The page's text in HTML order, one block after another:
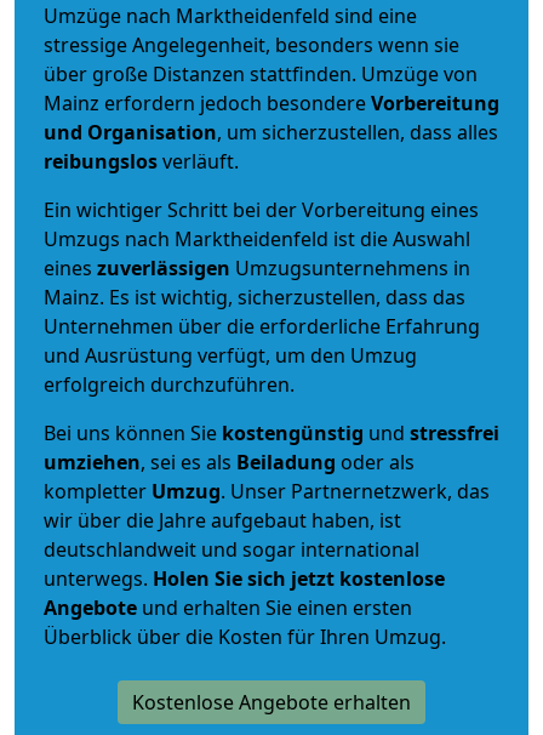
Umzüge nach Marktheidenfeld sind eine
stressige Angelegenheit, besonders wenn sie
über große Distanzen stattfinden. Umzüge von
Mainz erfordern jedoch besondereVorbereitung
und Organisation, um sicherzustellen, dass alles
reibungslosverläuft.
Ein wichtiger Schritt bei der Vorbereitung eines
Umzugs nach Marktheidenfeld ist die Auswahl
eines zuverlässigen Umzugsunternehmens in
Mainz. Es ist wichtig, sicherzustellen, dass das
Unternehmen über die erforderliche Erfahrung
und Ausrüstung verfügt, um den Umzug
erfolgreich durchzuführen.
Bei uns können Sie kostengünstig und stressfrei
umziehen, sei es als Beiladung oder als
kompletter Umzug. Unser Partnernetzwerk, das
wir über die Jahre aufgebaut haben, ist
deutschlandweit und sogar international
unterwegs. Holen Sie sich jetzt kostenlose
Angebote und erhalten Sie einen ersten
Überblick über die Kosten für Ihren Umzug.
Kostenlose Angebote erhalten